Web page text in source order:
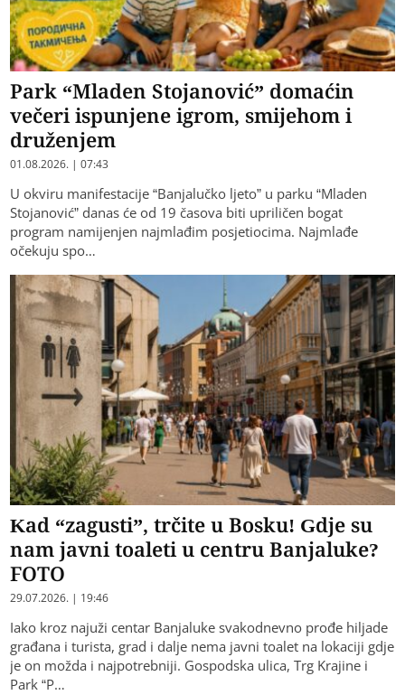
Park “Mladen Stojanović” domaćin
večeri ispunjene igrom, smijehom i
druženjem
01.08.2026. | 07:43
U okviru manifestacije “Banjalučko ljeto” u parku “Mladen
Stojanović” danas će od 19 časova biti upriličen bogat
program namijenjen najmlađim posjetiocima. Najmlađe
očekuju spo…
Kad “zagusti”, trčite u Bosku! Gdje su
nam javni toaleti u centru Banjaluke?
FOTO
29.07.2026. | 19:46
Iako kroz najuži centar Banjaluke svakodnevno prođe hiljade
građana i turista, grad i dalje nema javni toalet na lokaciji gdje
je on možda i najpotrebniji. Gospodska ulica, Trg Krajine i
Park “P…